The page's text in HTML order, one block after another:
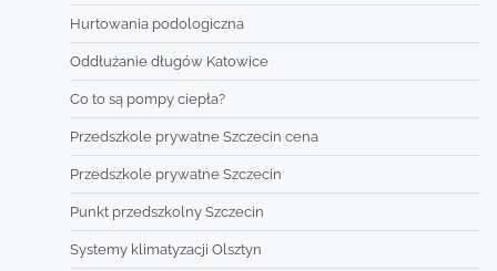
Hurtowania podologiczna
Oddłużanie długów Katowice
Co to są pompy ciepła?
Przedszkole prywatne Szczecin cena
Przedszkole prywatne Szczecin
Punkt przedszkolny Szczecin
Systemy klimatyzacji Olsztyn